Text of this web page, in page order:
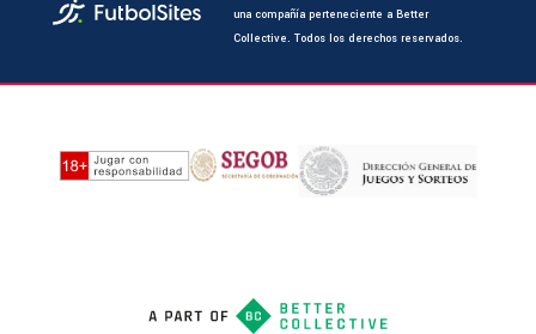
una compañía perteneciente a Better
Collective. Todos los derechos reservados.